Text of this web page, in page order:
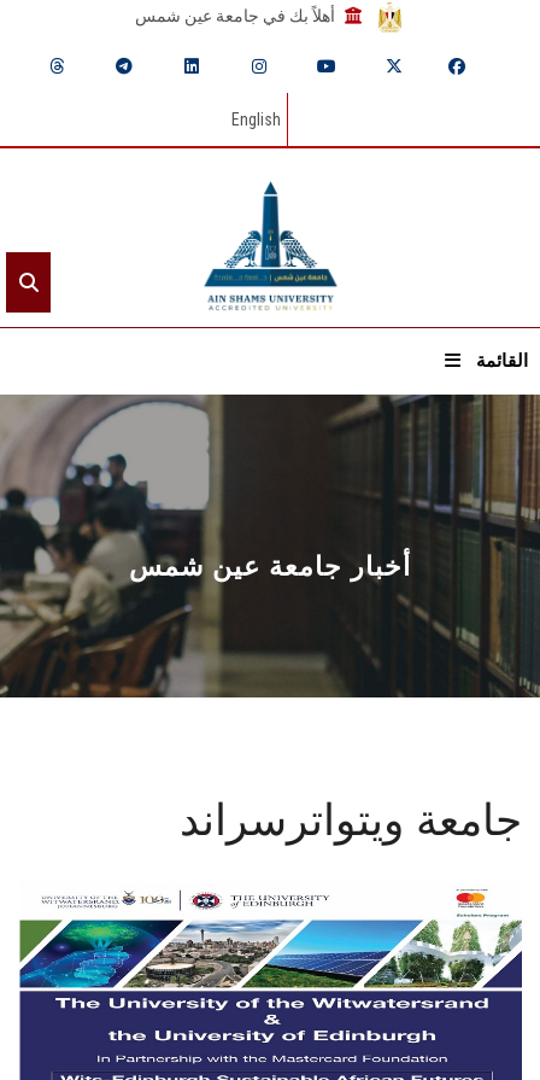
أهلاً بك في جامعة عين شمس
English
القائمة
الرئيسيـة
عن الجامعة
القطاعـات
الشئون الأكاديمية
البحث العلمي
الأنظمة الذكية
الإعلام
أخبار جامعة عين شمس
جامعة ويتواترسراند